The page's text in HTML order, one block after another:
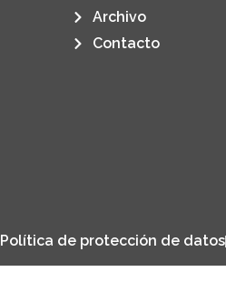
Archivo
Contacto
Política de protección de datos